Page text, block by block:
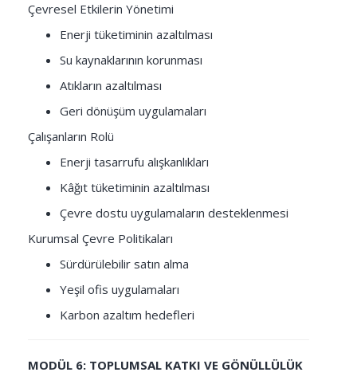
Çevresel Etkilerin Yönetimi
Enerji tüketiminin azaltılması
Su kaynaklarının korunması
Atıkların azaltılması
Geri dönüşüm uygulamaları
Çalışanların Rolü
Enerji tasarrufu alışkanlıkları
Kâğıt tüketiminin azaltılması
Çevre dostu uygulamaların desteklenmesi
Kurumsal Çevre Politikaları
Sürdürülebilir satın alma
Yeşil ofis uygulamaları
Karbon azaltım hedefleri
MODÜL 6: TOPLUMSAL KATKI VE GÖNÜLLÜLÜK